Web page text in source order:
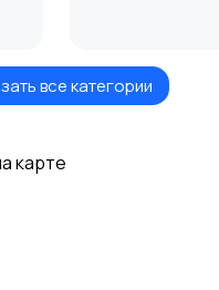
Нахлыстовые
все категории
карте